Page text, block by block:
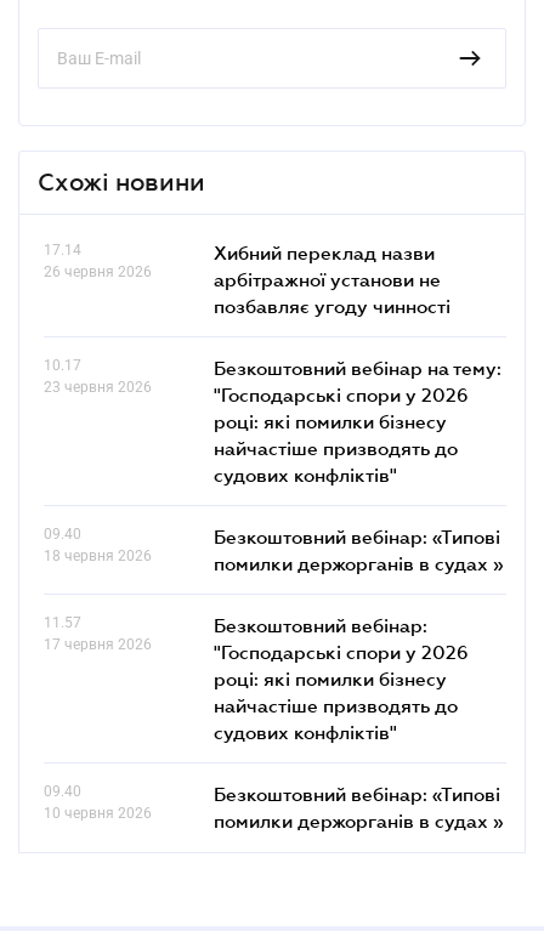
Схожі новини
17.14
26 червня 2026
Хибний переклад назви
арбітражної установи не
позбавляє угоду чинності
10.17
23 червня 2026
Безкоштовний вебінар на тему:
"Господарські спори у 2026
році: які помилки бізнесу
найчастіше призводять до
судових конфліктів"
09.40
18 червня 2026
Безкоштовний вебінар: «Типові
помилки держорганів в судах »
11.57
17 червня 2026
Безкоштовний вебінар:
"Господарські спори у 2026
році: які помилки бізнесу
найчастіше призводять до
судових конфліктів"
09.40
10 червня 2026
Безкоштовний вебінар: «Типові
помилки держорганів в судах »